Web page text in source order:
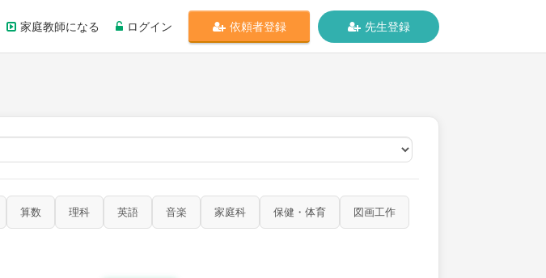
家庭教師になる ログイン 依頼者登録 先生登録
算数 理科 英語 音楽 家庭科 保健・体育 図画工作
書写